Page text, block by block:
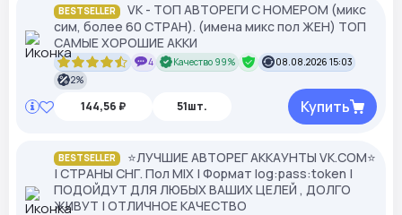
BESTSELLER
VK - ТОП АВТОРЕГИ С НОМЕРОМ (микс
сим, более 60 СТРАН). (имена микс пол ЖЕН) ТОП
САМЫЕ ХОРОШИЕ АККИ
4 Качество 99%
08.08.2026 15:03
2%
144,56 ₽ 51шт. Купить
BESTSELLER
⭐️ЛУЧШИЕ АВТОРЕГ АККАУНТЫ VK.COM⭐️
| СТРАНЫ СНГ. Пол MIX | Формат log:pass:token |
ПОДОЙДУТ ДЛЯ ЛЮБЫХ ВАШИХ ЦЕЛЕЙ , ДОЛГО
ЖИВУТ | ОТЛИЧНОЕ КАЧЕСТВО